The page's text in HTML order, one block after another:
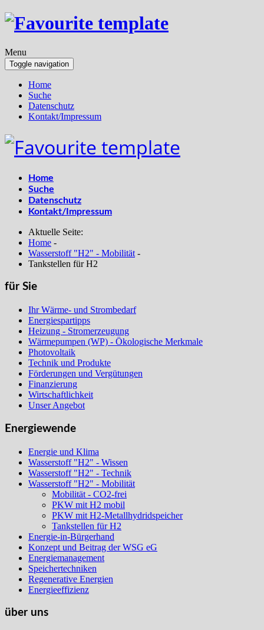
Menu
Toggle navigation
Home
Suche
Datenschutz
Kontakt/Impressum
Home
Suche
Datenschutz
Kontakt/Impressum
Aktuelle Seite:
Home -
Wasserstoff "H2" - Mobilität -
Tankstellen für H2
für Sie
Ihr Wärme- und Strombedarf
Energiespartipps
Heizung - Stromerzeugung
Wärmepumpen (WP) - Ökologische Merkmale
Photovoltaik
Technik und Produkte
Förderungen und Vergütungen
Finanzierung
Wirtschaftlichkeit
Unser Angebot
Energiewende
Energie und Klima
Wasserstoff "H2" - Wissen
Wasserstoff "H2" - Technik
Wasserstoff "H2" - Mobilität
Mobilität - CO2-frei
PKW mit H2 mobil
PKW mit H2-Metallhydridspeicher
Tankstellen für H2
Energie-in-Bürgerhand
Konzept und Beitrag der WSG eG
Energiemanagement
Speichertechniken
Regenerative Energien
Energieeffizienz
über uns